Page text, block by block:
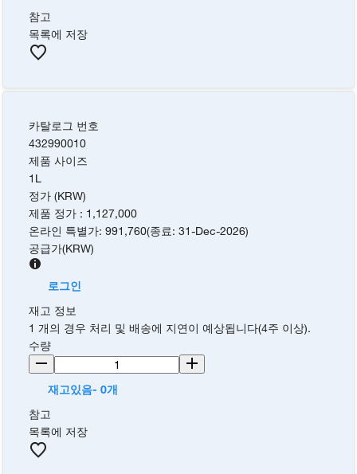
참고
목록에 저장
카탈로그 번호
432990010
제품 사이즈
1L
정가 (KRW)
제품 정가 : 1,127,000
온라인 특별가:991,760(종료:31-Dec-2026)
공급가(KRW)
로그인
재고 정보
1 개의 경우 처리 및 배송에 지연이 예상됩니다(4주 이상).
수량
재고있음- 0개
참고
목록에 저장